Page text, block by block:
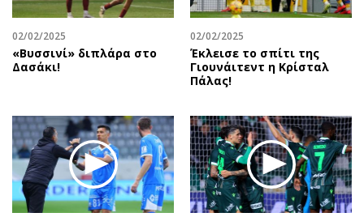
02/02/2025
«Βυσσινί» διπλάρα στο
Δασάκι!
02/02/2025
Έκλεισε το σπίτι της
Γιουνάιτεντ η Κρίσταλ
Πάλας!